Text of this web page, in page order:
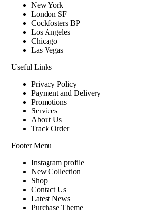
New York
London SF
Cockfosters BP
Los Angeles
Chicago
Las Vegas
Useful Links
Privacy Policy
Payment and Delivery
Promotions
Services
About Us
Track Order
Footer Menu
Instagram profile
New Collection
Shop
Contact Us
Latest News
Purchase Theme